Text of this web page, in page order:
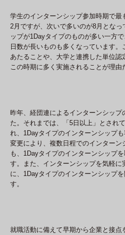
学生のインターンシップ参加時期で
2月ですが、次いで多いのが8月とな
ップが1Dayタイプのものが多い一方
日数が長いものも多くなっています
あたることや、大学と連携した単位
この時期に多く実施されることが理由
昨年、経団連によるインターンシップ
た。それまでは、「5日以上」とされ
れ、1Dayタイプのインターンシップ
変更により、複数日程でのインター
も、1Dayタイプのインターンシップ
す。また、インターンシップを気軽に
に、1Dayタイプのインターンシップ
す。
就職活動に備えて早期から企業と接